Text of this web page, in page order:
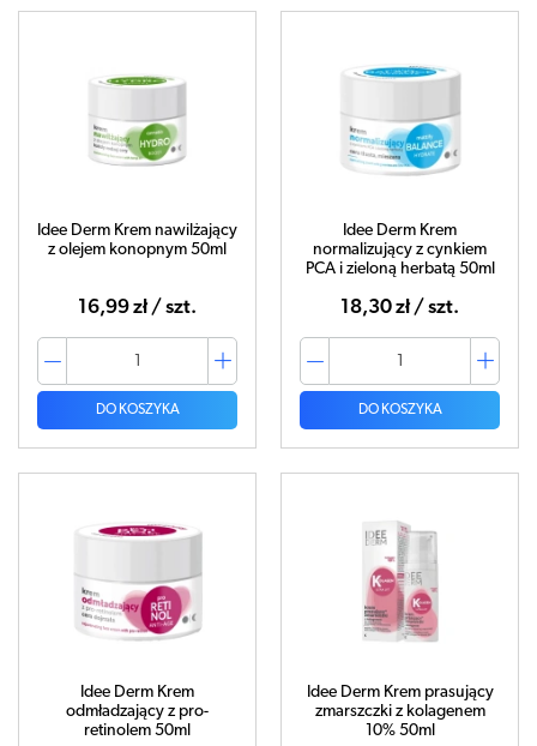
Idee Derm Krem nawilżający
z olejem konopnym 50ml
16,99 zł / szt.
DO KOSZYKA
Idee Derm Krem
normalizujący z cynkiem
PCA i zieloną herbatą 50ml
18,30 zł / szt.
DO KOSZYKA
Idee Derm Krem
odmładzający z pro-
retinolem 50ml
Idee Derm Krem prasujący
zmarszczki z kolagenem
10% 50ml